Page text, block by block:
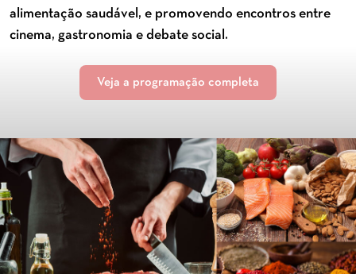
alimentação saudável, e promovendo encontros entre
cinema, gastronomia e debate social.
Veja a programação completa